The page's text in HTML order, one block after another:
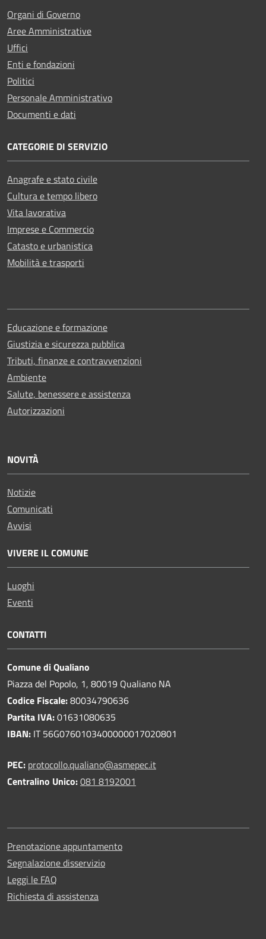
Organi di Governo
Aree Amministrative
Uffici
Enti e fondazioni
Politici
Personale Amministrativo
Documenti e dati
CATEGORIE DI SERVIZIO
Anagrafe e stato civile
Cultura e tempo libero
Vita lavorativa
Imprese e Commercio
Catasto e urbanistica
Mobilità e trasporti
Educazione e formazione
Giustizia e sicurezza pubblica
Tributi, finanze e contravvenzioni
Ambiente
Salute, benessere e assistenza
Autorizzazioni
NOVITÀ
Notizie
Comunicati
Avvisi
VIVERE IL COMUNE
Luoghi
Eventi
CONTATTI
Comune di Qualiano
Piazza del Popolo, 1, 80019 Qualiano NA
Codice Fiscale:80034790636
Partita IVA:01631080635
IBAN: IT 56G0760103400000017020801
PEC: protocollo.qualiano@asmepec.it
Centralino Unico:081 8192001
Prenotazione appuntamento
Segnalazione disservizio
Leggi le FAQ
Richiesta di assistenza